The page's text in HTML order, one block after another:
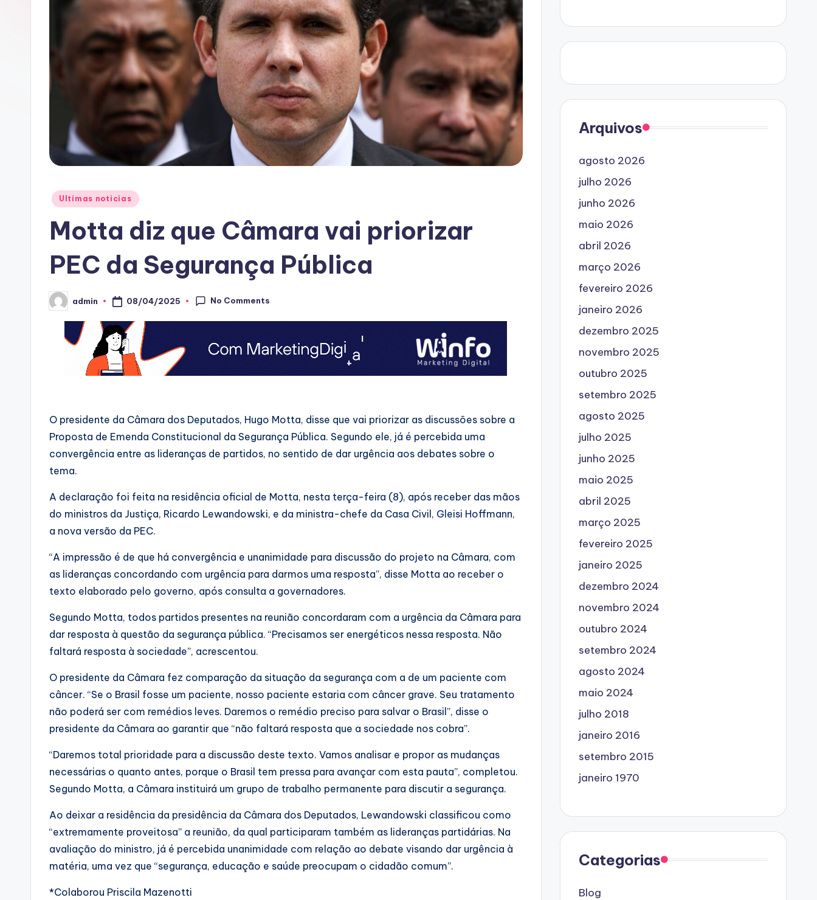
Posted
Ultimas noticias
Motta diz que Câmara vai priorizar
PEC da Segurança Pública
Posted
by
admin 08/04/2025 No Comments
O presidente da Câmara dos Deputados, Hugo Motta, disse que vai priorizar as discussões sobre a
Proposta de Emenda Constitucional da Segurança Pública. Segundo ele, já é percebida uma
convergência entre as lideranças de partidos, no sentido de dar urgência aos debates sobre o
tema.
A declaração foi feita na residência oficial de Motta, nesta terça-feira (8), após receber das mãos
do ministros da Justiça, Ricardo Lewandowski, e da ministra-chefe da Casa Civil, Gleisi Hoffmann,
a nova versão da PEC.
“A impressão é de que há convergência e unanimidade para discussão do projeto na Câmara, com
as lideranças concordando com urgência para darmos uma resposta”, disse Motta ao receber o
texto elaborado pelo governo, após consulta a governadores.
Segundo Motta, todos partidos presentes na reunião concordaram com a urgência da Câmara para
dar resposta à questão da segurança pública. “Precisamos ser energéticos nessa resposta. Não
faltará resposta à sociedade”, acrescentou.
O presidente da Câmara fez comparação da situação da segurança com a de um paciente com
câncer. “Se o Brasil fosse um paciente, nosso paciente estaria com câncer grave. Seu tratamento
não poderá ser com remédios leves. Daremos o remédio preciso para salvar o Brasil”, disse o
presidente da Câmara ao garantir que “não faltará resposta que a sociedade nos cobra”.
“Daremos total prioridade para a discussão deste texto. Vamos analisar e propor as mudanças
necessárias o quanto antes, porque o Brasil tem pressa para avançar com esta pauta”, completou.
Segundo Motta, a Câmara instituirá um grupo de trabalho permanente para discutir a segurança.
Ao deixar a residência da presidência da Câmara dos Deputados, Lewandowski classificou como
“extremamente proveitosa” a reunião, da qual participaram também as lideranças partidárias. Na
avaliação do ministro, já é percebida unanimidade com relação ao debate visando dar urgência à
matéria, uma vez que “segurança, educação e saúde preocupam o cidadão comum”.
*Colaborou Priscila Mazenotti
Arquivos
agosto 2026
julho 2026
junho 2026
maio 2026
abril 2026
março 2026
fevereiro 2026
janeiro 2026
dezembro 2025
novembro 2025
outubro 2025
setembro 2025
agosto 2025
julho 2025
junho 2025
maio 2025
abril 2025
março 2025
fevereiro 2025
janeiro 2025
dezembro 2024
novembro 2024
outubro 2024
setembro 2024
agosto 2024
maio 2024
julho 2018
janeiro 2016
setembro 2015
janeiro 1970
Categorias
Blog